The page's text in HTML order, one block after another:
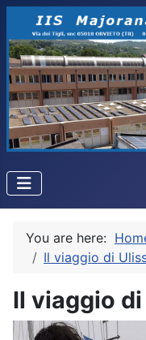
You are here:
Il viaggio di
Il viaggio